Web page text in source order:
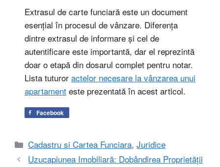
Extrasul de carte funciară este un document
esențial în procesul de vânzare. Diferența
dintre extrasul de informare și cel de
autentificare este importantă, dar el reprezintă
doar o etapă din dosarul complet pentru notar.
Lista tuturor actelor necesare la vânzarea unui
apartament este prezentată în acest articol.
Facebook
Categorii
Cadastru si Cartea Funciara,Juridice
Uzucapiunea Imobiliară: Dobândirea Proprietății